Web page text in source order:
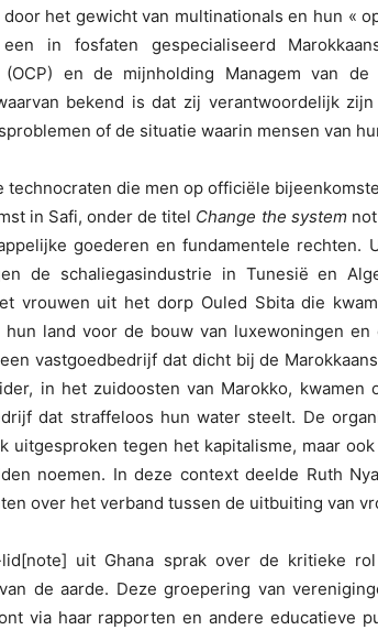
het gewicht van multinationals en hun «
een in fosfaten gespecialiseerd
(OCP) en de mijnholding Managem van
bekend is dat zij verantwoordelijk
of de situatie waarin mensen van
technocraten die men op officiële
in Safi, onder de titel Change the system
goederen en fundamentele rechten.
de schaliegasindustrie in Tunesië en
vrouwen uit het dorp Ouled Sbita die
hun land voor de bouw van luxewoningen
vastgoedbedrijf dat dicht bij de
in het zuidoosten van Marokko,
dat straffeloos hun water steelt. De
uitgesproken tegen het kapitalisme, maar
noemen. In deze context deelde Ruth
over het verband tussen de uitbuiting van
lid[note] uit Ghana sprak over de kritieke
de aarde. Deze groepering van
via haar rapporten en andere educatieve